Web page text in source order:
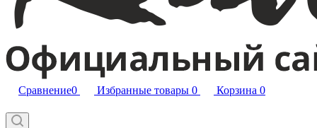
Сравнение0 Избранные товары 0 Корзина 0